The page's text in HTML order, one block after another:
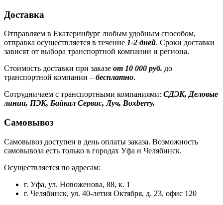
Доставка
Отправляем в Екатеринбург любым удобным способом,
отправка осуществляется в течение 1-2 дней. Сроки доставки
зависят от выбора транспортной компании и региона.
Стоимость доставки при заказе от 10 000 руб. до
транспортной компании – бесплатно.
Сотрудничаем с транспортными компаниями: СДЭК, Деловые
линии, ПЭК, Байкал Сервис, Луч, Boxberry.
Самовывоз
Самовывоз доступен в день оплаты заказа. Возможность
самовывоза есть только в городах Уфа и Челябинск.
Осуществляется по адресам:
г. Уфа, ул. Новоженова, 88, к. 1
г. Челябинск, ул. 40-летия Октября, д. 23, офис 120